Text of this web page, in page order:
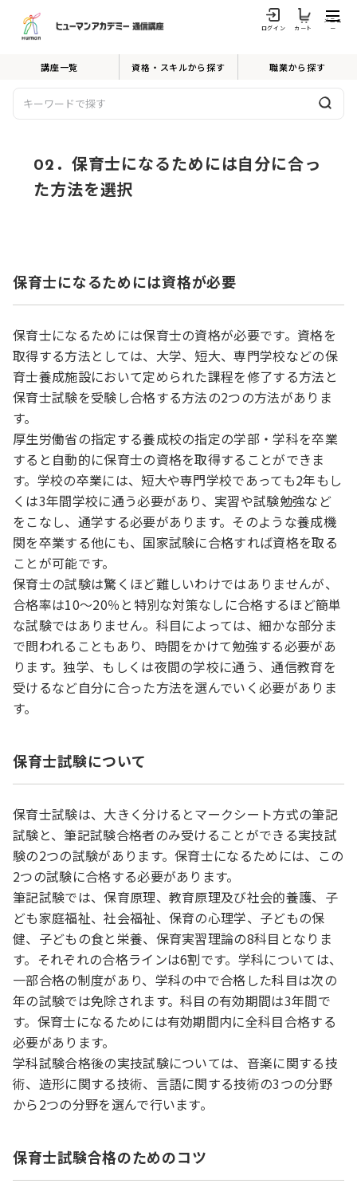
ログイン カート
メニュ
ー
講座一覧 資格・スキルから探す 職業から探す
02．保育士になるためには自分に合っ
た方法を選択
保育士になるためには資格が必要
保育士になるためには保育士の資格が必要です。資格を
取得する方法としては、大学、短大、専門学校などの保
育士養成施設において定められた課程を修了する方法と
保育士試験を受験し合格する方法の2つの方法がありま
す。
厚生労働省の指定する養成校の指定の学部・学科を卒業
すると自動的に保育士の資格を取得することができま
す。学校の卒業には、短大や専門学校であっても2年もし
くは3年間学校に通う必要があり、実習や試験勉強など
をこなし、通学する必要があります。そのような養成機
関を卒業する他にも、国家試験に合格すれば資格を取る
ことが可能です。
保育士の試験は驚くほど難しいわけではありませんが、
合格率は10～20％と特別な対策なしに合格するほど簡単
な試験ではありません。科目によっては、細かな部分ま
で問われることもあり、時間をかけて勉強する必要があ
ります。独学、もしくは夜間の学校に通う、通信教育を
受けるなど自分に合った方法を選んでいく必要がありま
す。
保育士試験について
保育士試験は、大きく分けるとマークシート方式の筆記
試験と、筆記試験合格者のみ受けることができる実技試
験の2つの試験があります。保育士になるためには、この
2つの試験に合格する必要があります。
筆記試験では、保育原理、教育原理及び社会的養護、子
ども家庭福祉、社会福祉、保育の心理学、子どもの保
健、子どもの食と栄養、保育実習理論の8科目となりま
す。それぞれの合格ラインは6割です。学科については、
一部合格の制度があり、学科の中で合格した科目は次の
年の試験では免除されます。科目の有効期間は3年間で
す。保育士になるためには有効期間内に全科目合格する
必要があります。
学科試験合格後の実技試験については、音楽に関する技
術、造形に関する技術、言語に関する技術の3つの分野
から2つの分野を選んで行います。
保育士試験合格のためのコツ